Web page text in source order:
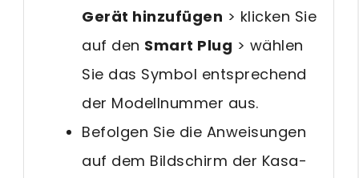
Gerät hinzufügen > klicken Sie
auf den Smart Plug > wählen
Sie das Symbol entsprechend
der Modellnummer aus.
Befolgen Sie die Anweisungen
auf dem Bildschirm der Kasa-